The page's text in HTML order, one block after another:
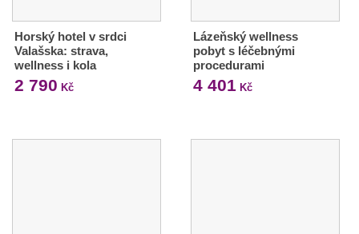
Horský hotel v srdci
Valašska: strava,
wellness i kola
2 790 Kč
Lázeňský wellness
pobyt s léčebnými
procedurami
4 401 Kč